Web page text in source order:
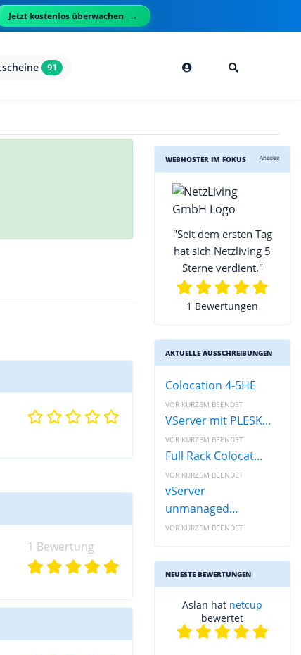
Jetzt kostenlos überwachen
91
1 Bewertung
WEBHOSTER IM FOKUS Anzeige
"Seit dem ersten Tag
hat sich Netzliving 5
Sterne verdient."
1 Bewertungen
AKTUELLE AUSSCHREIBUNGEN
Colocation 4-5HE
VOR KURZEM BEENDET
VServer mit PLESK...
VOR KURZEM BEENDET
Full Rack Colocat...
VOR KURZEM BEENDET
vServer
unmanaged...
VOR KURZEM BEENDET
NEUESTE BEWERTUNGEN
Aslan hat netcup
bewertet